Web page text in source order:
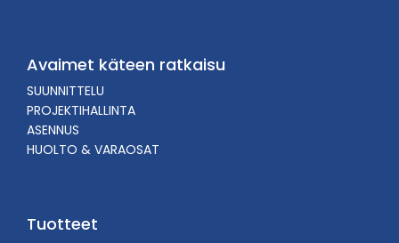
Avaimet käteen ratkaisu
SUUNNITTELU
PROJEKTIHALLINTA
ASENNUS
HUOLTO & VARAOSAT
Tuotteet